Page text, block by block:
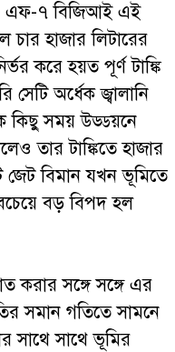
এফ-৭ বিজিআই এই
চার হাজার লিটারের
করে হয়ত পূর্ণ টাঙ্কি
সেটি অর্ধেক জ্বালানি
কিছু সময় উড্ডয়নে
তার টাঙ্কিতে হাজার
জেট বিমান যখন ভূমিতে
বড় বিপদ হল
করার সঙ্গে সঙ্গে এর
সমান গতিতে সামনে
সাথে সাথে ভূমির